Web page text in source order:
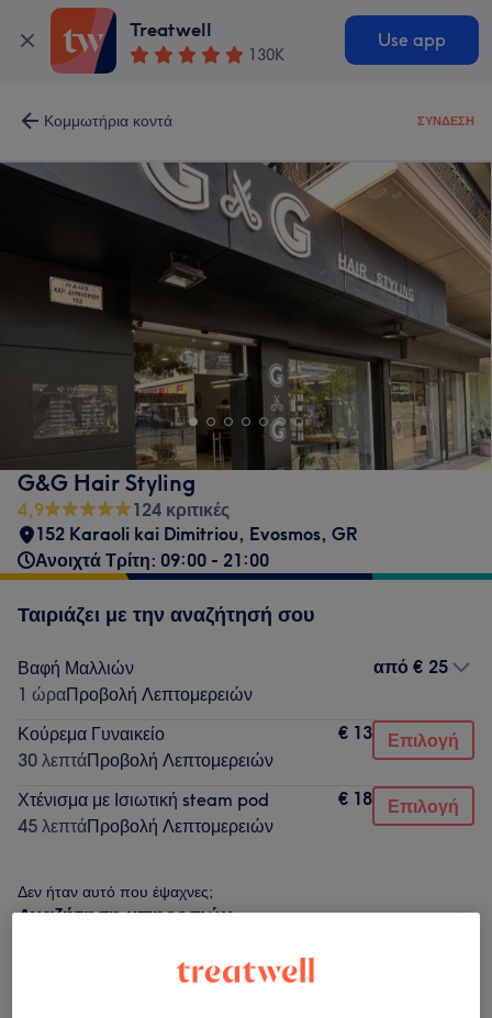
Treatwell
130K
Use app
Κομμωτήρια κοντά ΣΎΝΔΕΣΗ
G&G Hair Styling
4,9
124 κριτικές
152 Karaoli kai Dimitriou, Evosmos, GR
Ανοιχτά Τρίτη: 09:00 - 21:00
Ταιριάζει με την αναζήτησή σου
Βαφή Μαλλιών
1 ώραΠροβολή Λεπτομερειών
από € 25
Κούρεμα Γυναικείο
30 λεπτάΠροβολή Λεπτομερειών
€ 13 Επιλογή
Χτένισμα με Ισιωτική steam pod
45 λεπτάΠροβολή Λεπτομερειών
€ 18 Επιλογή
Δεν ήταν αυτό που έψαχνες;
Αναζήτηση υπηρεσιών
Κούρεμα Γυναικείο & Χτένισμα ( 4 )